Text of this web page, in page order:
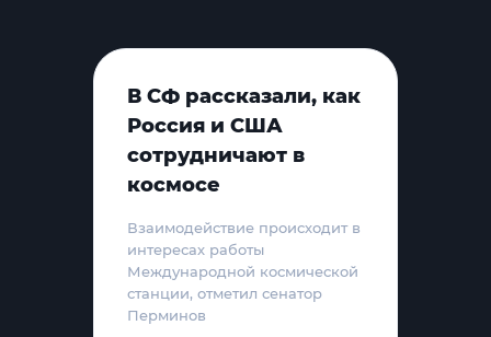
В СФ рассказали, как
Россия и США
сотрудничают в
космосе
Взаимодействие происходит в
интересах работы
Международной космической
станции, отметил сенатор
Перминов